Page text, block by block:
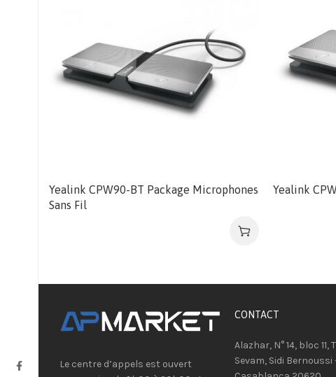
Yealink CPW90-BT Package Microphones
Sans Fil
Yealink
Le centre d’appels est ouvert
CONTACT​
Alazhar, N° 14, bloc 11,
Sevam, Sidi Bernoussi